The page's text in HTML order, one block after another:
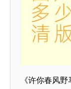
《许你春风